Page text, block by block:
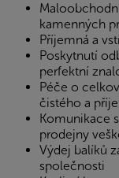
kamenných
Příjemná a
Poskytnutí
perfektní
Péče o
čistého a
Komunikace
prodejny
Výdej balíků
společnosti